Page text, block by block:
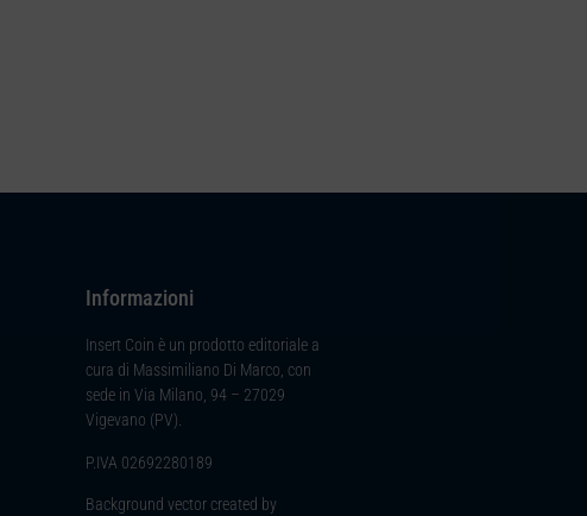
Informazioni
Insert Coin è un prodotto editoriale a
cura di Massimiliano Di Marco, con
sede in Via Milano, 94 – 27029
Vigevano (PV).
P.IVA 02692280189
Background vector created by